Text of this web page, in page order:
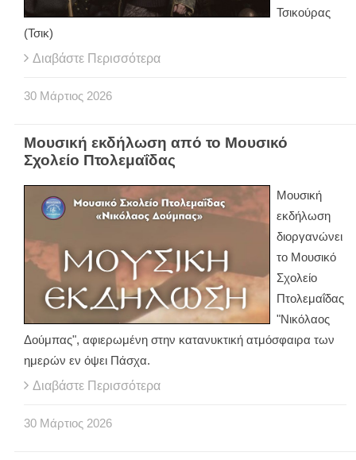
Τσικούρας
(Τσικ)
Διαβάστε Περισσότερα
30 Μάρτιος 2026
Μουσική εκδήλωση από το Μουσικό
Σχολείο Πτολεμαΐδας
Μουσική
εκδήλωση
διοργανώνει
το Μουσικό
Σχολείο
Πτολεμαΐδας
"Νικόλαος
Δούμπας", αφιερωμένη στην κατανυκτική ατμόσφαιρα των
ημερών εν όψει Πάσχα.
Διαβάστε Περισσότερα
30 Μάρτιος 2026